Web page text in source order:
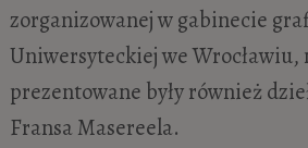
zorganizowanej w gabinecie
Uniwersyteckiej we Wrocławiu,
prezentowane były również
Fransa Masereela.